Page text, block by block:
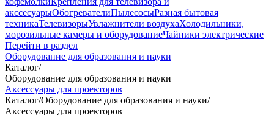
акссесуарыОбогревателиПылесосыРазная бытовая
техникаТелевизорыУвлажнители воздухаХолодильники,
морозильные камеры и оборудованиеЧайники электрические
Перейти в раздел
Оборудование для образования и науки
Каталог/
Оборудование для образования и науки
Аксессуары для проекторов
Каталог/Оборудование для образования и науки/
Аксессуары для проекторов